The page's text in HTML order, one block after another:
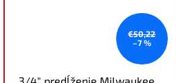
€50,22
–7 %